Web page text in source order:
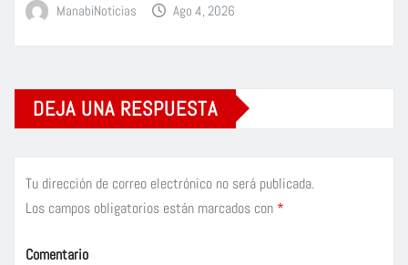
ManabiNoticias Ago 4, 2026
DEJA UNA RESPUESTA
Tu dirección de correo electrónico no será publicada.
Los campos obligatorios están marcados con *
Comentario